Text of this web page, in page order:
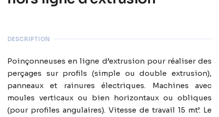
DESCRIPTION
Poinçonneuses en ligne d’extrusion pour réaliser des
perçages sur profils (simple ou double extrusion),
panneaux et rainures électriques. Machines avec
moules verticaux ou bien horizontaux ou obliques
(pour profiles angulaires). Vitesse de travail 15 mt’. Le